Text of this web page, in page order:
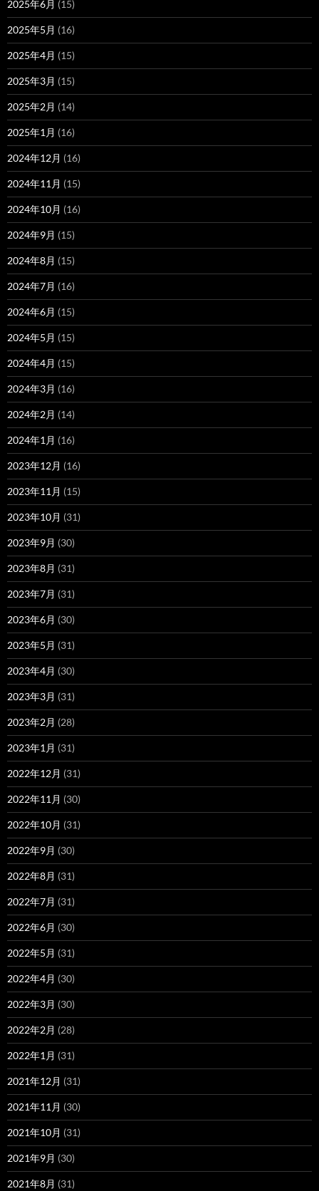
2025年6月 (15)
2025年5月 (16)
2025年4月 (15)
2025年3月 (15)
2025年2月 (14)
2025年1月 (16)
2024年12月 (16)
2024年11月 (15)
2024年10月 (16)
2024年9月 (15)
2024年8月 (15)
2024年7月 (16)
2024年6月 (15)
2024年5月 (15)
2024年4月 (15)
2024年3月 (16)
2024年2月 (14)
2024年1月 (16)
2023年12月 (16)
2023年11月 (15)
2023年10月 (31)
2023年9月 (30)
2023年8月 (31)
2023年7月 (31)
2023年6月 (30)
2023年5月 (31)
2023年4月 (30)
2023年3月 (31)
2023年2月 (28)
2023年1月 (31)
2022年12月 (31)
2022年11月 (30)
2022年10月 (31)
2022年9月 (30)
2022年8月 (31)
2022年7月 (31)
2022年6月 (30)
2022年5月 (31)
2022年4月 (30)
2022年3月 (30)
2022年2月 (28)
2022年1月 (31)
2021年12月 (31)
2021年11月 (30)
2021年10月 (31)
2021年9月 (30)
2021年8月 (31)